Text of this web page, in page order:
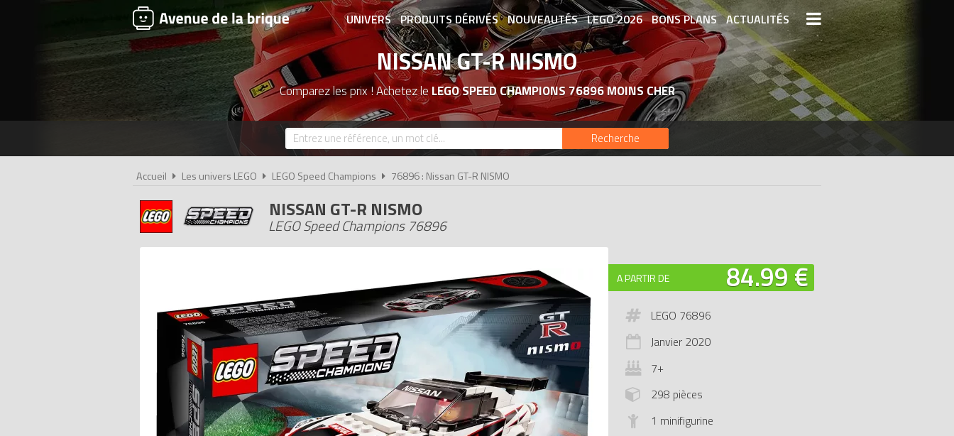
UNIVERS PRODUITS DÉRIVÉS NOUVEAUTÉS LEGO 2026 BONS PLANS ACTUALITÉS
ASSOCIATIONS DE FANS EXPOSITIONS LEGO LEGO LES PLUS CHERS
DERNIERS LEGO AJOUTÉS
NISSAN GT-R NISMO
Comparez les prix ! Achetez le LEGO SPEED CHAMPIONS 76896 MOINS CHER
Recherche
Accueil Les univers LEGO LEGO Speed Champions 76896 : Nissan GT-R NISMO
NISSAN GT-R NISMO
LEGO Speed Champions 76896
A PARTIR DE 84.99 €
LEGO 76896
Janvier 2020
7+
298 pièces
1 minifigurine